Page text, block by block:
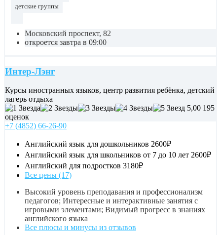
детские группы
...
Московский проспект, 82
откроется завтра в 09:00
Интер-Лэнг
Курсы иностранных языков, центр развития ребёнка, детский
лагерь отдыха
5,00 195
оценок
+7 (4852) 66-26-90
Английский язык для дошкольников 2600₽
Английский язык для школьников от 7 до 10 лет 2600₽
Английский для подростков 3180₽
Все цены (17)
Высокий уровень преподавания и профессионализм
педагогов; Интересные и интерактивные занятия с
игровыми элементами; Видимый прогресс в знаниях
английского языка
Все плюсы и минусы из отзывов